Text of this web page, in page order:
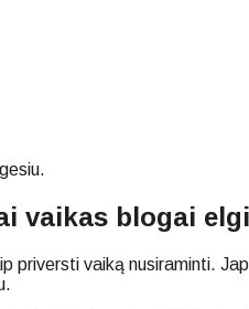
vaikas blogai
priversti vaiką nusiraminti.